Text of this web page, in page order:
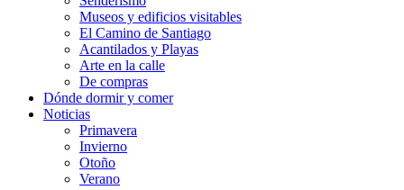
Museos y edificios visitables
El Camino de Santiago
Acantilados y Playas
Arte en la calle
De compras
Dónde dormir y comer
Noticias
Primavera
Invierno
Otoño
Verano